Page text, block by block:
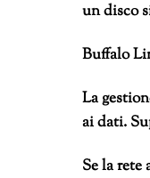
un disco
Buffalo
La
ai dati.
Se la rete